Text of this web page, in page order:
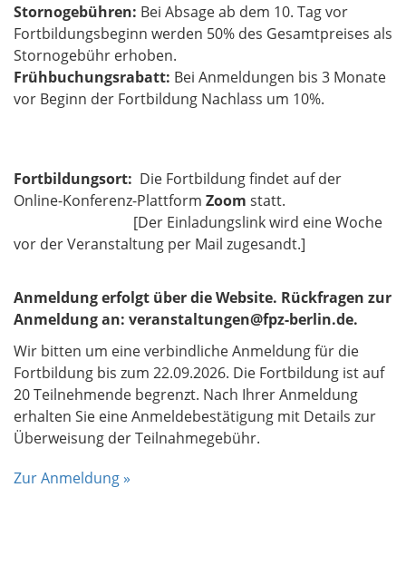
Stornogebühren: Bei Absage ab dem 10. Tag vor
Fortbildungsbeginn werden 50% des Gesamtpreises als
Stornogebühr erhoben.
Frühbuchungsrabatt: Bei Anmeldungen bis 3 Monate
vor Beginn der Fortbildung Nachlass um 10%.
Fortbildungsort: Die Fortbildung findet auf der
Online-Konferenz-Plattform Zoom statt.
[Der Einladungslink wird eine Woche
vor der Veranstaltung per Mail zugesandt.]
Anmeldung erfolgt über die Website. Rückfragen zur
Anmeldung an: veranstaltungen@fpz-berlin.de.
Wir bitten um eine verbindliche Anmeldung für die
Fortbildung bis zum 22.09.2026. Die Fortbildung ist auf
20 Teilnehmende begrenzt. Nach Ihrer Anmeldung
erhalten Sie eine Anmeldebestätigung mit Details zur
Überweisung der Teilnahmegebühr.
Zur Anmeldung »